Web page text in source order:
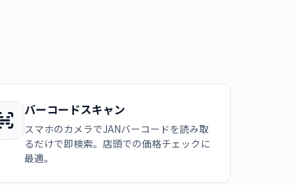
バーコードスキャン
スマホのカメラでJANバーコードを読み取
るだけで即検索。店頭での価格チェックに
最適。